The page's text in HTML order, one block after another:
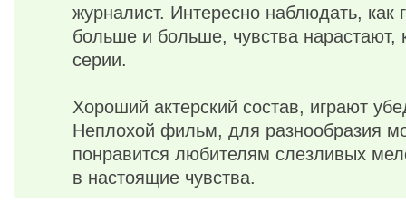
журналист. Интересно наблюдать, как
больше и больше, чувства нарастают,
серии.
Хороший актерский состав, играют
Неплохой фильм, для разнообразия
понравится любителям слезливых
в настоящие чувства.